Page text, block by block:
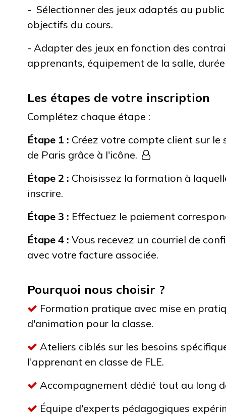
- Sélectionner des jeux adaptés au
objectifs du cours.
- Adapter des jeux en fonction des
apprenants, équipement de la salle,
Les étapes de votre inscription
Complétez chaque étape :
Étape 1 : Créez votre compte client sur le
de Paris grâce à l'icône.
Étape 2 : Choisissez la formation à
inscrire.
Étape 3 : Effectuez le paiement
Étape 4 : Vous recevez un courriel de
avec votre facture associée.
Pourquoi nous choisir ?
Formation pratique avec mise en
d'animation pour la classe.
Ateliers ciblés sur les besoins
l'apprenant en classe de FLE.
Accompagnement dédié tout au long
Équipe d'experts pédagogiques